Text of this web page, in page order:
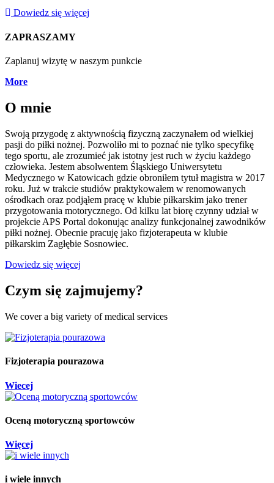
Dowiedz się więcej
ZAPRASZAMY
Zaplanuj wizytę w naszym punkcie
More
O mnie
Swoją przygodę z aktywnością fizyczną zaczynałem od wielkiej
pasji do piłki nożnej. Pozwoliło mi to poznać nie tylko specyfikę
tego sportu, ale zrozumieć jak istotny jest ruch w życiu każdego
człowieka. Jestem absolwentem Śląskiego Uniwersytetu
Medycznego w Katowicach gdzie obroniłem tytuł magistra w 2017
roku. Już w trakcie studiów praktykowałem w renomowanych
ośrodkach oraz podjąłem pracę w klubie piłkarskim jako trener
przygotowania motorycznego. Od kilku lat biorę czynny udział w
projekcie APS Portal dokonując analizy funkcjonalnej zawodników
piłki nożnej. Obecnie pracuję jako fizjoterapeuta w klubie
piłkarskim Zagłębie Sosnowiec.
Dowiedz się więcej
Czym się zajmujemy?
We cover a big variety of medical services
Fizjoterapia pourazowa
Wiecej
Oceną motoryczną sportowców
Więcej
i wiele innych